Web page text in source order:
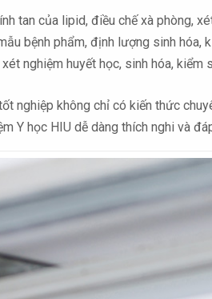
tan của lipid, điều chế xà phòng,
bệnh phẩm, định lượng sinh hóa,
nghiệm huyết học, sinh hóa, kiểm
nghiệp không chỉ có kiến thức
Y học HIU dễ dàng thích nghi và